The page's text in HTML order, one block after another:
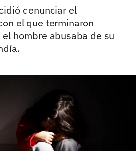
denunciar el
el que terminaron
hombre abusaba de su